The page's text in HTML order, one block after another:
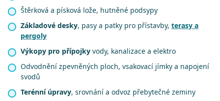
Štěrková a písková lože, hutněné podsypy
Základové desky, pasy a patky pro přístavby, terasy a
pergoly
Výkopy pro přípojky vody, kanalizace a elektro
Odvodnění zpevněných ploch, vsakovací jímky a napojení
svodů
Terénní úpravy, srovnání a odvoz přebytečné zeminy